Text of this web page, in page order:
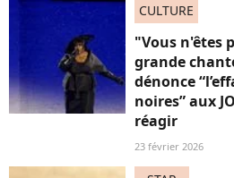
CULTURE
"Vous n'êtes
grande
dénonce
noires” aux
réagir
23 février 2026